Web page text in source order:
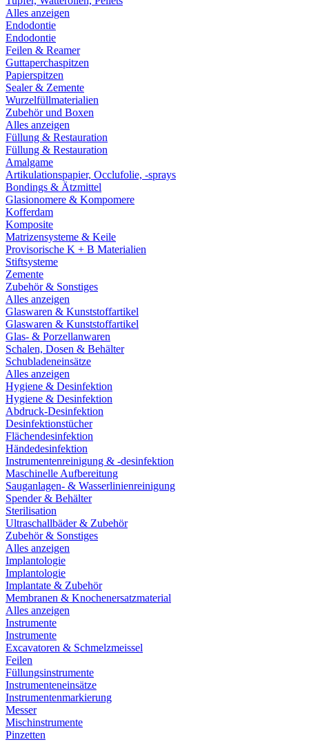
Alles anzeigen
Endodontie
Endodontie
Feilen & Reamer
Guttaperchaspitzen
Papierspitzen
Sealer & Zemente
Wurzelfüllmaterialien
Zubehör und Boxen
Alles anzeigen
Füllung & Restauration
Füllung & Restauration
Amalgame
Artikulationspapier, Occlufolie, -sprays
Bondings & Ätzmittel
Glasionomere & Kompomere
Kofferdam
Komposite
Matrizensysteme & Keile
Provisorische K + B Materialien
Stiftsysteme
Zemente
Zubehör & Sonstiges
Alles anzeigen
Glaswaren & Kunststoffartikel
Glaswaren & Kunststoffartikel
Glas- & Porzellanwaren
Schalen, Dosen & Behälter
Schubladeneinsätze
Alles anzeigen
Hygiene & Desinfektion
Hygiene & Desinfektion
Abdruck-Desinfektion
Desinfektionstücher
Flächendesinfektion
Händedesinfektion
Instrumentenreinigung & -desinfektion
Maschinelle Aufbereitung
Sauganlagen- & Wasserlinienreinigung
Spender & Behälter
Sterilisation
Ultraschallbäder & Zubehör
Zubehör & Sonstiges
Alles anzeigen
Implantologie
Implantologie
Implantate & Zubehör
Membranen & Knochenersatzmaterial
Alles anzeigen
Instrumente
Instrumente
Excavatoren & Schmelzmeissel
Feilen
Füllungsinstrumente
Instrumenteneinsätze
Instrumentenmarkierung
Messer
Mischinstrumente
Pinzetten